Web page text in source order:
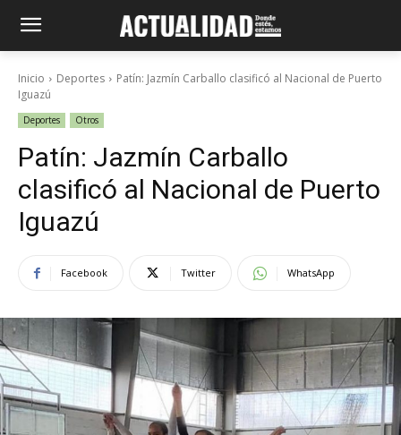
Inicio Deportes
Patín: Jazmín Carballo clasificó al Nacional de Puerto
Iguazú
Deportes Otros
Patín: Jazmín Carballo
clasificó al Nacional de Puerto
Iguazú
Facebook Twitter WhatsApp